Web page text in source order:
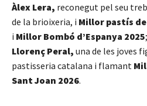
Àlex Lera, reconegut pel seu
de la brioixeria, i Millor pastís
i Millor Bombó d’Espanya 2025
Llorenç Peral, una de les joves
pastisseria catalana i flamant
Sant Joan 2026.